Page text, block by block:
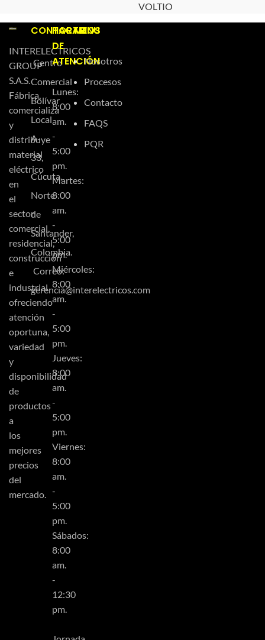
VOLTIO
INTERELECTRICOS
GROUP
S.A.S.
Fábrica,
comercializa
y
distribuye
material
eléctrico
en
el
sector
comercial,
residencial,
construcción
e
industrial
ofreciendo
atención
oportuna,
variedad
y
disponibilidad
de
productos
a
los
mejores
precios
del
mercado.
CONTACTO
Centro
Comercial
Bolívar
Local
A-
33,
Cúcuta,
Norte
de
Santander,
Colombia.
Correo:
gerencia@interelectricos.com
HORARIOS
DE
ATENCIÓN
Lunes:
8:00
am.
-
5:00
pm.
Martes:
8:00
am.
-
5:00
pm.
Miércoles:
8:00
am.
-
5:00
pm.
Jueves:
8:00
am.
-
5:00
pm.
Viernes:
8:00
am.
-
5:00
pm.
Sábados:
8:00
am.
-
12:30
pm.
MENU
Nosotros
Procesos
Contacto
FAQS
PQR